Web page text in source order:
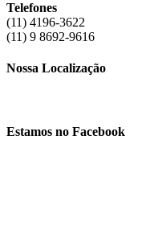
Telefones
(11) 4196-3622
(11) 9 8692-9616
Nossa Localização
Estamos no Facebook